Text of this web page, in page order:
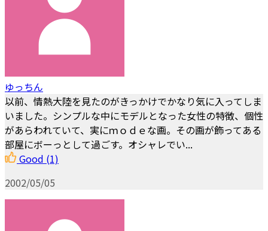
ゆっちん
以前、情熱大陸を見たのがきっかけでかなり気に入ってしま
いました。シンプルな中にモデルとなった女性の特徴、個性
があらわれていて、実にｍｏｄｅな画。その画が飾ってある
部屋にボーっとして過ごす。オシャレでい...
Good (1)
2002/05/05